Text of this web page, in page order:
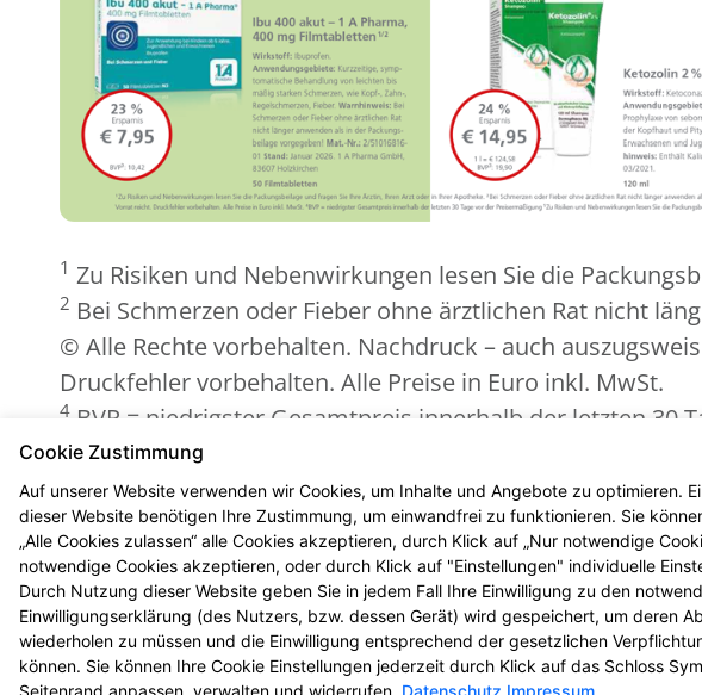
1 Zu Risiken und Nebenwirkungen lesen Sie die
2 Bei Schmerzen oder Fieber ohne ärztlichen Rat nicht
© Alle Rechte vorbehalten. Nachdruck – auch
Druckfehler vorbehalten. Alle Preise in Euro inkl. MwSt.
4 BVP = niedrigster Gesamtpreis innerhalb der letzten 30
5Zu Risiken und Nebenwirkungen lesen Sie die
Biozide vorsichtig verwenden. Vor Gebrauch stets Etikett
© 2026 Apotheke am Neckar
Cookie Zustimmung
Auf unserer Website verwenden wir Cookies, um Inhalte und Angebote zu optimieren.
dieser Website benötigen Ihre Zustimmung, um einwandfrei zu funktionieren. Sie
„Alle Cookies zulassen“ alle Cookies akzeptieren, durch Klick auf „Nur notwendige
notwendige Cookies akzeptieren, oder durch Klick auf "Einstellungen" individuelle
Durch Nutzung dieser Website geben Sie in jedem Fall Ihre Einwilligung zu den
Einwilligungserklärung (des Nutzers, bzw. dessen Gerät) wird gespeichert, um deren
wiederholen zu müssen und die Einwilligung entsprechend der gesetzlichen
können. Sie können Ihre Cookie Einstellungen jederzeit durch Klick auf das Schloss
Seitenrand anpassen, verwalten und widerrufen. Datenschutz Impressum